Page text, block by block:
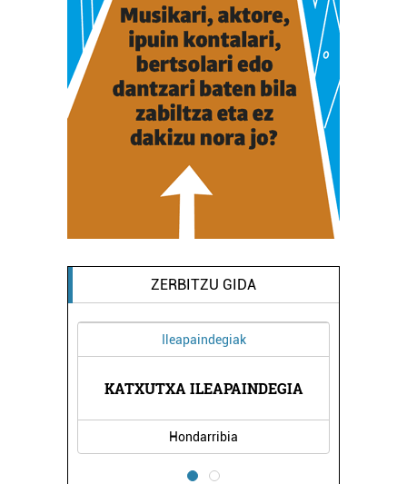
ZERBITZU GIDA
Ileapaindegiak
KATXUTXA ILEAPAINDEGIA
Hondarribia